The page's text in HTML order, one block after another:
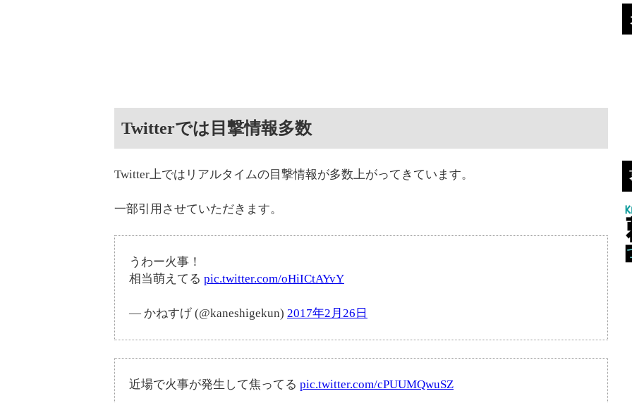
Twitterでは目撃情報多数
Twitter上ではリアルタイムの目撃情報が多数上がってきています。
一部引用させていただきます。
うわー火事！
相当萌えてる pic.twitter.com/oHiICtAYvY
— かねすげ (@kaneshigekun) 2017年2月26日
近場で火事が発生して焦ってる pic.twitter.com/cPUUMQwuSZ